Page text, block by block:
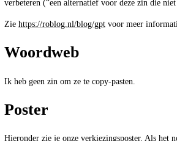
verbeteren (“een alternatief voor deze zin die
Zie https://roblog.nl/blog/gpt voor meer
Woordweb
Ik heb geen zin om ze te copy-pasten.
Poster
Hieronder zie je onze verkiezingsposter. Als het